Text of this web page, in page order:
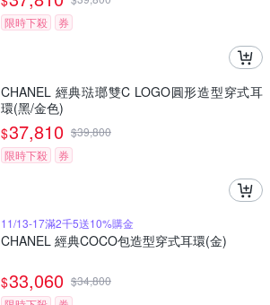
限時下殺
券
CHANEL 經典琺瑯雙C LOGO圓形造型穿式耳
環(黑/金色)
$37,810 $39,800
限時下殺
券
11/13-17滿2千5送10%購金
CHANEL 經典COCO包造型穿式耳環(金)
$33,060 $34,800